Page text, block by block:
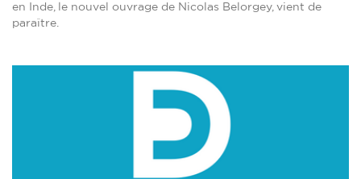
en Inde, le nouvel ouvrage de Nicolas Belorgey, vient de
paraître.